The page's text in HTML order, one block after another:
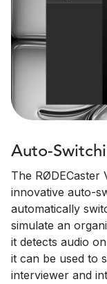
Auto-
The RØDECaster
innovative auto-
automatically
simulate an
it detects audio
it can be used to
interviewer and